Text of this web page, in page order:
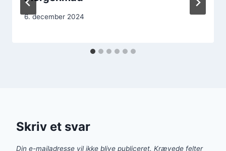
6. december 2024
Skriv et svar
Din e-mailadresse vil ikke blive publiceret. Krævede felter